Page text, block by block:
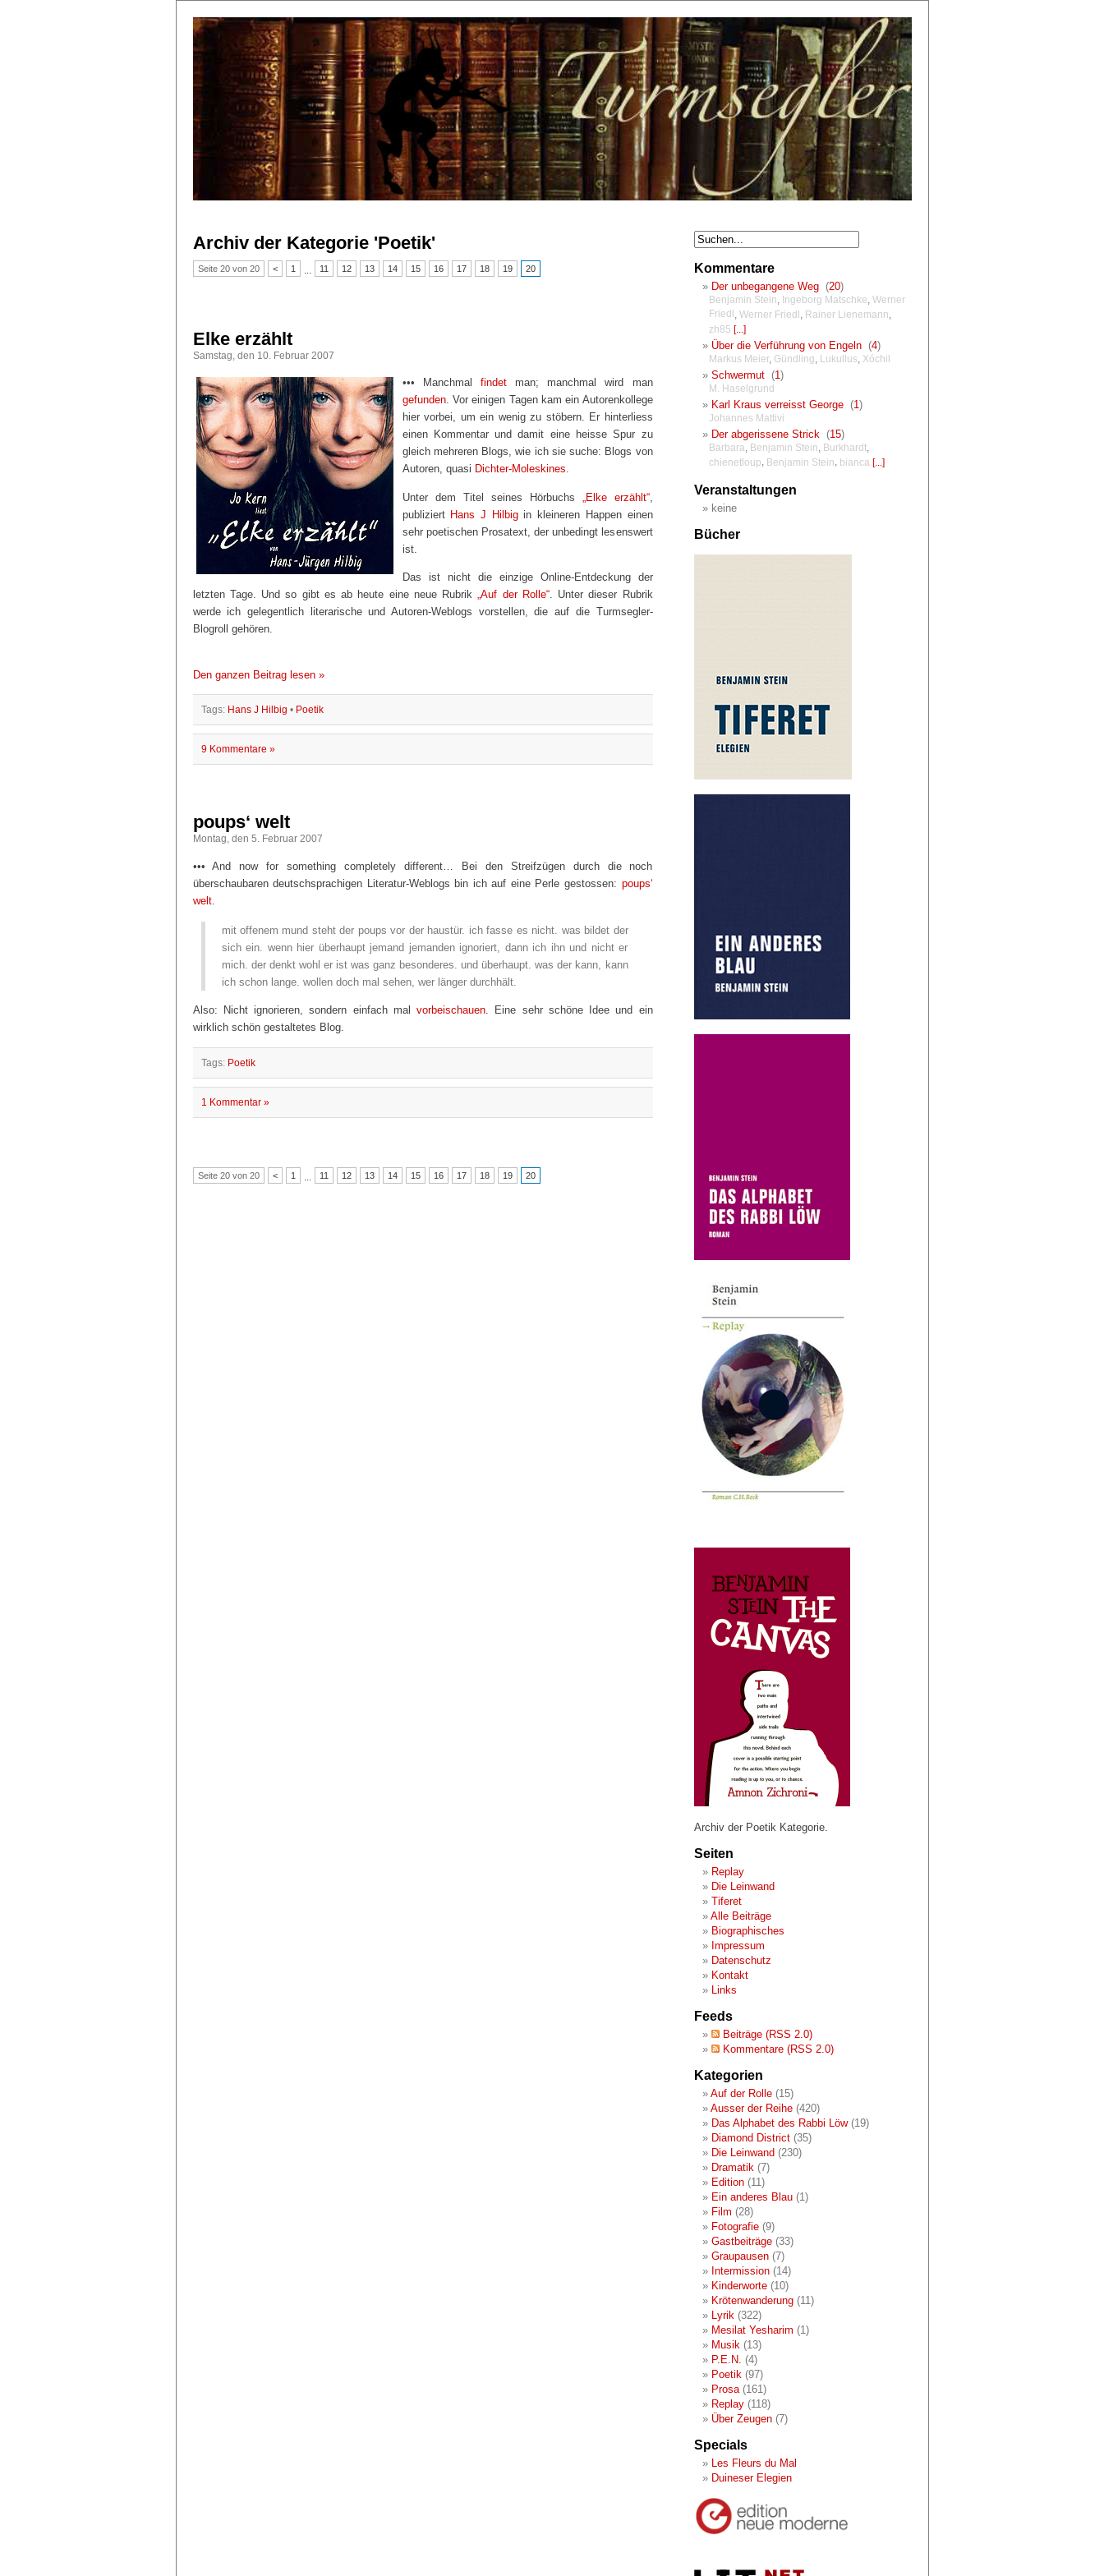
Archiv der Kategorie 'Poetik'
Seite 20 von 20 < 1 11 12 13 14 15 16 17 18 19 20
Elke erzählt
Samstag, den 10. Februar 2007
••• Manchmal findetman; manchmal wird man
gefunden. Vor einigen Tagen kam ein Autorenkollege
hier vorbei, um ein wenig zu stöbern. Er hinterliess
einen Kommentar und damit eine heisse Spur zu
gleich mehreren Blogs, wie ich sie suche: Blogs von
Autoren, quasi Dichter-Moleskines.
Unter dem Titel seines Hörbuchs „Elke erzählt“,
publiziert Hans J Hilbigin kleineren Happen einen
sehr poetischen Prosatext, der unbedingt lesenswert
ist.
Das ist nicht die einzige Online-Entdeckung der
letzten Tage. Und so gibt es ab heute eine neue Rubrik„Auf der Rolle“. Unter dieser Rubrik
werde ich gelegentlich literarische und Autoren-Weblogs vorstellen, die auf die Turmsegler-
Blogroll gehören.
Den ganzen Beitrag lesen »
Tags: Hans J Hilbig • Poetik
9 Kommentare »
poups‘ welt
Montag, den 5. Februar 2007
••• And now for something completely different… Bei den Streifzügen durch die noch
überschaubaren deutschsprachigen Literatur-Weblogs bin ich auf eine Perle gestossen: poups‘
welt.
mit offenem mund steht der poups vor der haustür. ich fasse es nicht. was bildet der
sich ein. wenn hier überhaupt jemand jemanden ignoriert, dann ich ihn und nicht er
mich. der denkt wohl er ist was ganz besonderes. und überhaupt. was der kann, kann
ich schon lange. wollen doch mal sehen, wer länger durchhält.
Also: Nicht ignorieren, sondern einfach mal vorbeischauen. Eine sehr schöne Idee und ein
wirklich schön gestaltetes Blog.
Tags: Poetik
1 Kommentar »
Seite 20 von 20 < 1 11 12 13 14 15 16 17 18 19 20
Kommentare
Der unbegangene Weg(20)
Benjamin Stein, Ingeborg Matschke, Werner
Friedl, Werner Friedl , Rainer Lienemann,
zh85 [...]
Über die Verführung von Engeln(4)
Markus Meier, Gündling, Lukullus, Xóchil
Schwermut(1)
M. Haselgrund
Karl Kraus verreisst George(1)
Johannes Mattivi
Der abgerissene Strick(15)
Barbara, Benjamin Stein, Burkhardt,
chienetloup, Benjamin Stein, bianca [...]
Veranstaltungen
keine
Bücher
Archiv der Poetik Kategorie.
Seiten
Replay
Die Leinwand
Tiferet
Alle Beiträge
Biographisches
Impressum
Datenschutz
Kontakt
Links
Feeds
Beiträge (RSS 2.0)
Kommentare (RSS 2.0)
Kategorien
Auf der Rolle(15)
Ausser der Reihe(420)
Das Alphabet des Rabbi Löw(19)
Diamond District(35)
Die Leinwand (230)
Dramatik(7)
Edition(11)
Ein anderes Blau(1)
Film (28)
Fotografie(9)
Gastbeiträge(33)
Graupausen(7)
Intermission(14)
Kinderworte(10)
Krötenwanderung(11)
Lyrik(322)
Mesilat Yesharim (1)
Musik(13)
P.E.N. (4)
Poetik(97)
Prosa(161)
Replay(118)
Über Zeugen(7)
Specials
Les Fleurs du Mal
Duineser Elegien